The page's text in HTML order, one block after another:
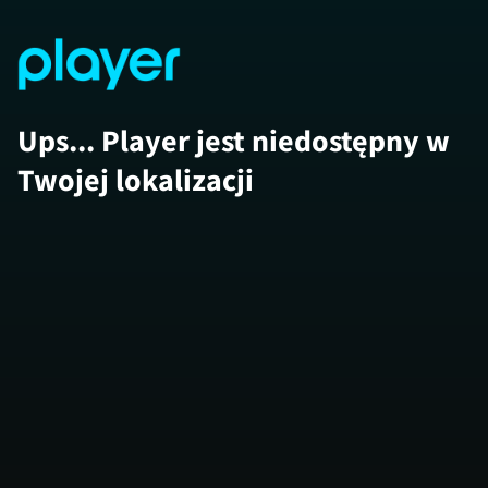
Ups... Player jest niedostępny w
Twojej lokalizacji